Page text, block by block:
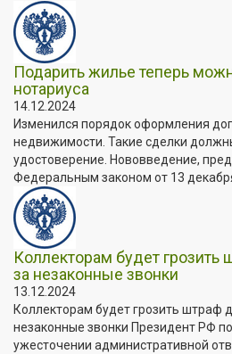
Подарить жилье теперь
нотариуса
14.12.2024
Изменился порядок оформления
недвижимости. Такие сделки
удостоверение. Нововведение,
Федеральным законом от 13 декабря
Коллекторам будет грозить
за незаконные звонки
13.12.2024
Коллекторам будет грозить штраф
незаконные звонки Президент РФ
ужесточении административной